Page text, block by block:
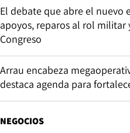
El debate que abre el nuevo
apoyos, reparos al rol militar
Congreso
Arrau encabeza
destaca agenda para
NEGOCIOS